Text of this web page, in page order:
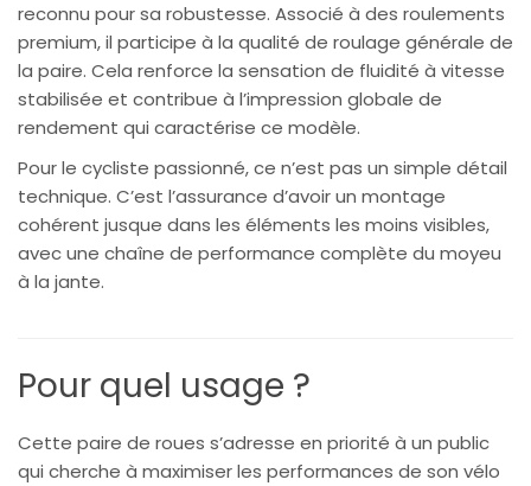
reconnu pour sa robustesse. Associé à des roulements
premium, il participe à la qualité de roulage générale de
la paire. Cela renforce la sensation de fluidité à vitesse
stabilisée et contribue à l’impression globale de
rendement qui caractérise ce modèle.
Pour le cycliste passionné, ce n’est pas un simple détail
technique. C’est l’assurance d’avoir un montage
cohérent jusque dans les éléments les moins visibles,
avec une chaîne de performance complète du moyeu
à la jante.
Pour quel usage ?
Cette paire de roues s’adresse en priorité à un public
qui cherche à maximiser les performances de son vélo